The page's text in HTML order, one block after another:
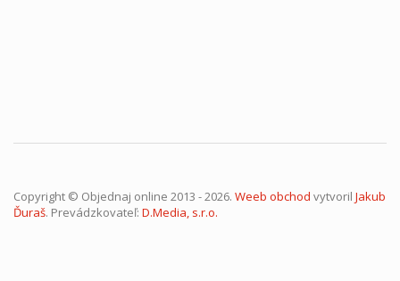
Copyright © Objednaj online 2013 - 2026. Weeb obchod vytvoril Jakub
Ďuraš. Prevádzkovateľ: D.Media, s.r.o.